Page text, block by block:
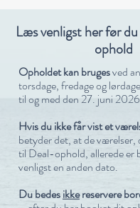
Læs venligst her før
ophold
Opholdet kan brugesved
torsdage, fredage og
til og med den 27. juni
Hvis du ikke får vist et
betyder det, at de værelser,
til Deal-ophold, allerede er
venligst en anden dato.
Du bedesikkereservere